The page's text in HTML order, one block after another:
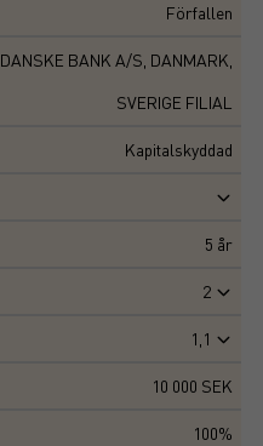
Förfallen
DANSKE BANK A/S, DANMARK,
SVERIGE FILIAL
Kapitalskyddad
5 år
2
1,1
10 000 SEK
100%